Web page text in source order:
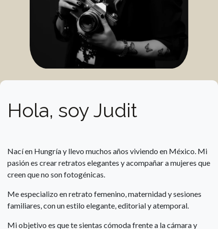
Hola, soy Judit
Nací en Hungría y llevo muchos años viviendo en México. Mi
pasión es crear retratos elegantes y acompañar a mujeres que
creen que no son fotogénicas.
Me especializo en retrato femenino, maternidad y sesiones
familiares, con un estilo elegante, editorial y atemporal.
Mi objetivo es que te sientas cómoda frente a la cámara y